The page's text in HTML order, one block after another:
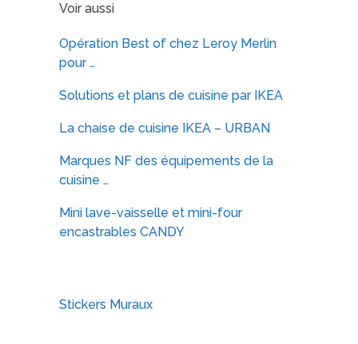
Voir aussi
Opération Best of chez Leroy Merlin
pour …
Solutions et plans de cuisine par IKEA
La chaise de cuisine IKEA – URBAN
Marques NF des équipements de la
cuisine …
Mini lave-vaisselle et mini-four
encastrables CANDY
Stickers Muraux